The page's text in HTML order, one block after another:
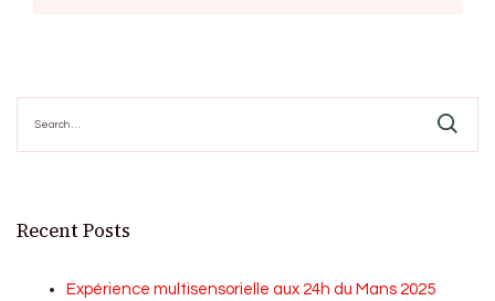
for:
Recent Posts
Expérience multisensorielle aux 24h du Mans 2025